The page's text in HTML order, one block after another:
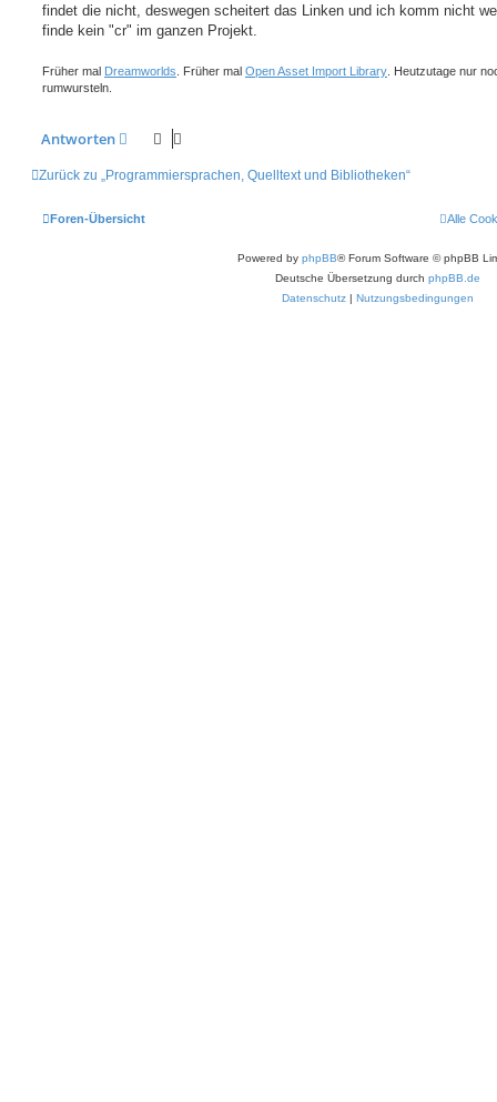
findet die nicht, deswegen scheitert das Linken und ich komm nicht
finde kein "cr" im ganzen Projekt.
Früher mal Dreamworlds. Früher mal Open Asset Import Library. Heutzutage nur
rumwursteln.
Antworten
Zurück zu „Programmiersprachen, Quelltext und Bibliotheken“
Foren-Übersicht Alle
Powered by phpBB® Forum Software © phpBB
Deutsche Übersetzung durch phpBB.de
Datenschutz
Nutzungsbedingungen